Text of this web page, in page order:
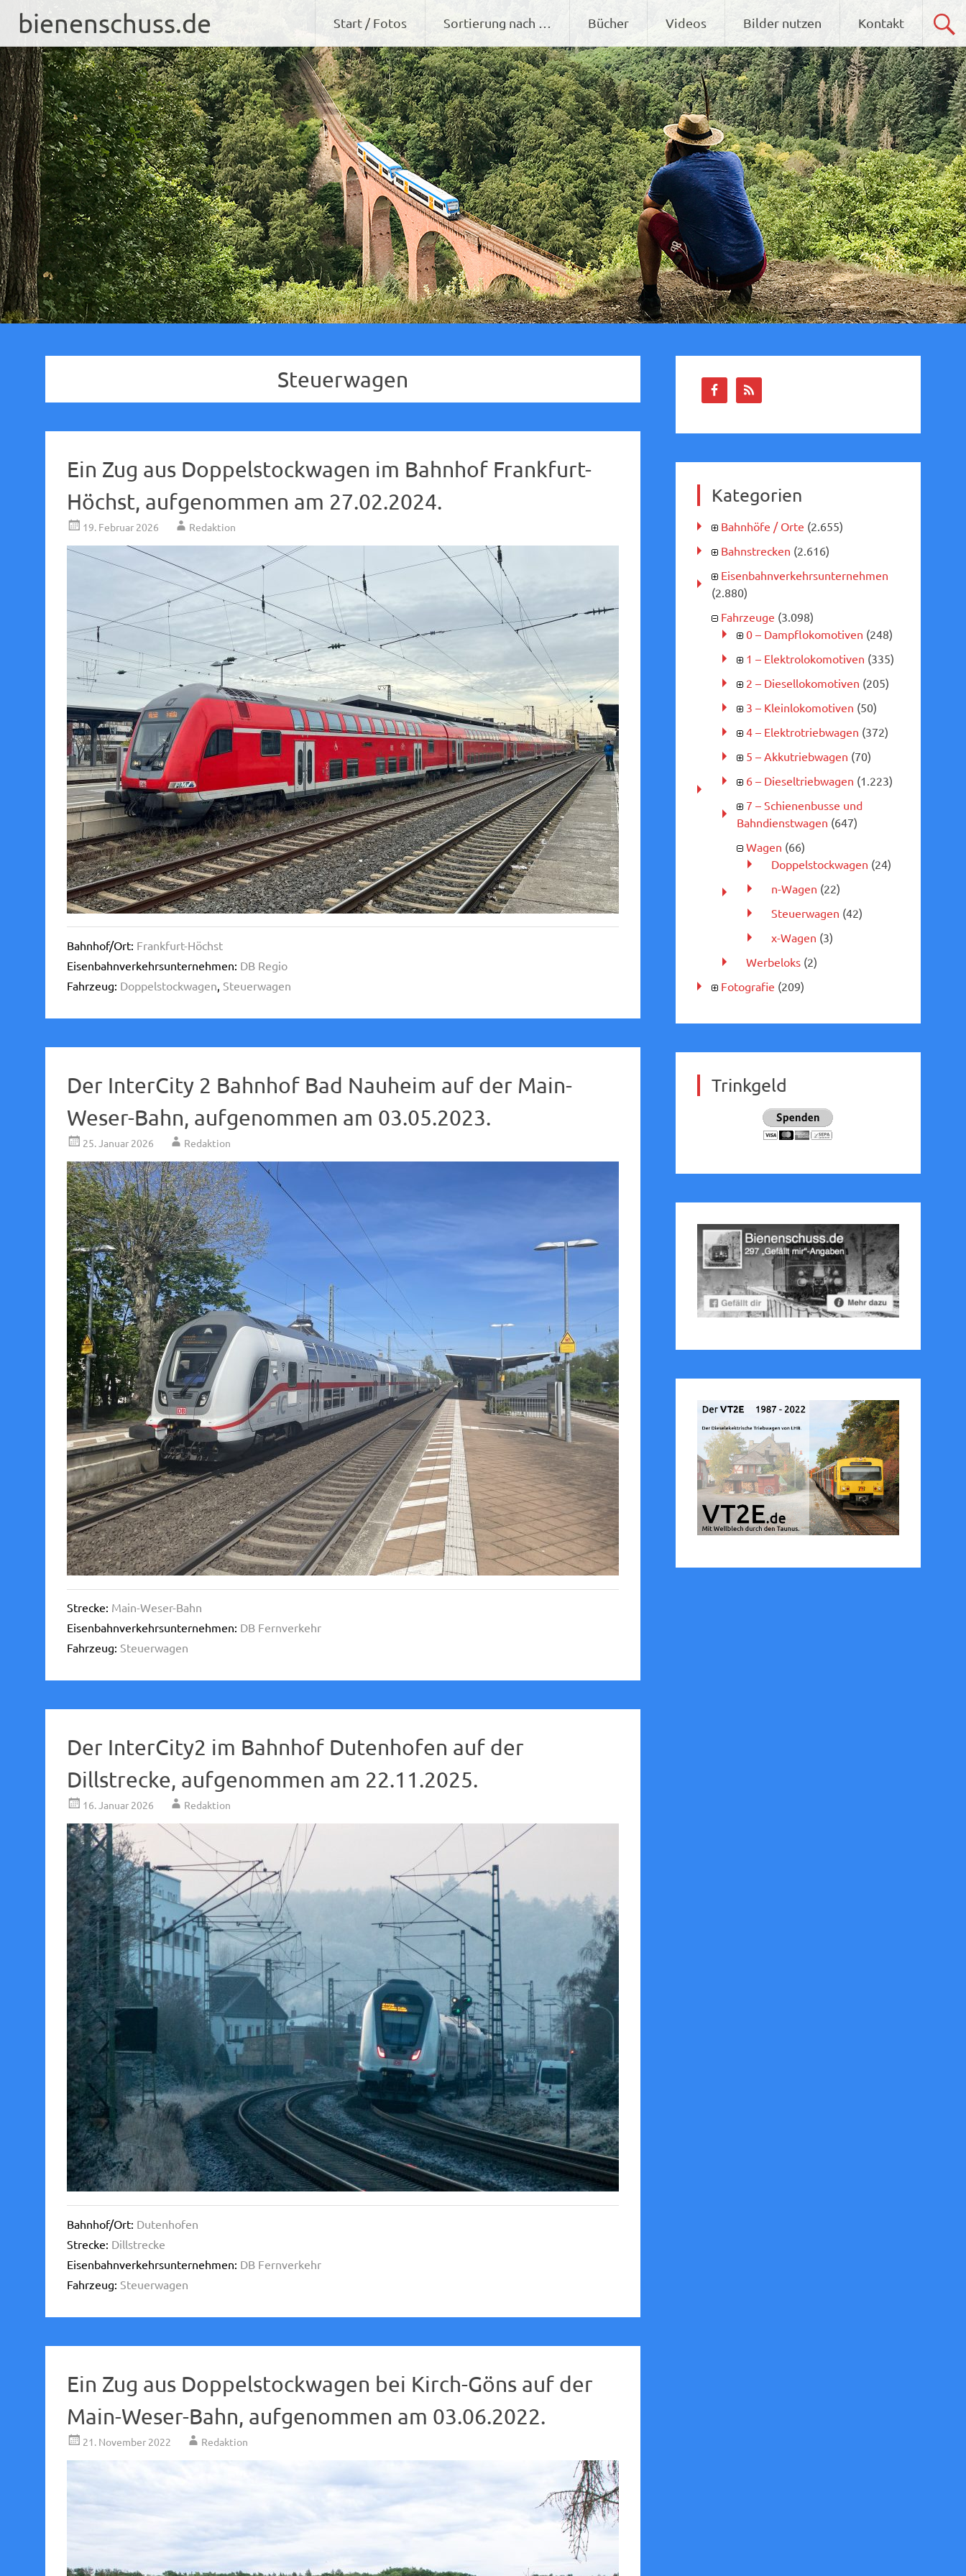
bienenschuss.de
Inhalt
springen
Start / Fotos Sortierung nach … Bücher Videos Bilder nutzen Kontakt
Steuerwagen
Ein Zug aus Doppelstockwagen im Bahnhof Frankfurt-
Höchst, aufgenommen am 27.02.2024.
19. Februar 2026 Redaktion
Bahnhof/Ort: Frankfurt-Höchst
Eisenbahnverkehrsunternehmen: DB Regio
Fahrzeug: Doppelstockwagen, Steuerwagen
Der InterCity 2 Bahnhof Bad Nauheim auf der Main-
Weser-Bahn, aufgenommen am 03.05.2023.
25. Januar 2026 Redaktion
Strecke: Main-Weser-Bahn
Eisenbahnverkehrsunternehmen: DB Fernverkehr
Fahrzeug: Steuerwagen
Der InterCity2 im Bahnhof Dutenhofen auf der
Dillstrecke, aufgenommen am 22.11.2025.
16. Januar 2026 Redaktion
Bahnhof/Ort: Dutenhofen
Strecke: Dillstrecke
Eisenbahnverkehrsunternehmen: DB Fernverkehr
Fahrzeug: Steuerwagen
Ein Zug aus Doppelstockwagen bei Kirch-Göns auf der
Main-Weser-Bahn, aufgenommen am 03.06.2022.
21. November 2022 Redaktion
Kategorien
Bahnhöfe / Orte (2.655)
Bahnstrecken (2.616)
Eisenbahnverkehrsunternehmen
(2.880)
Fahrzeuge (3.098)
0 – Dampflokomotiven (248)
1 – Elektrolokomotiven (335)
2 – Diesellokomotiven (205)
3 – Kleinlokomotiven (50)
4 – Elektrotriebwagen (372)
5 – Akkutriebwagen (70)
6 – Dieseltriebwagen (1.223)
7 – Schienenbusse und
Bahndienstwagen (647)
Wagen (66)
Doppelstockwagen (24)
n-Wagen (22)
Steuerwagen (42)
x-Wagen (3)
Werbeloks(2)
Fotografie (209)
Trinkgeld